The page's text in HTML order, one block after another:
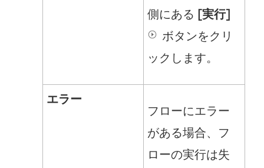
側にある [実行]
ボタンをクリ
ックします。
エラー
フローにエラー
がある場合、フ
ローの実行は失